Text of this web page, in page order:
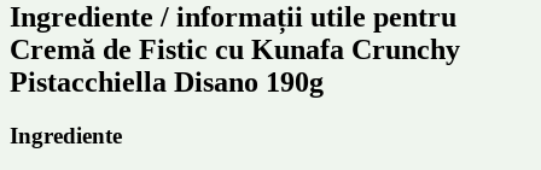
Ingrediente / informații utile pentru
Cremă de Fistic cu Kunafa Crunchy
Pistacchiella Disano 190g
Ingrediente